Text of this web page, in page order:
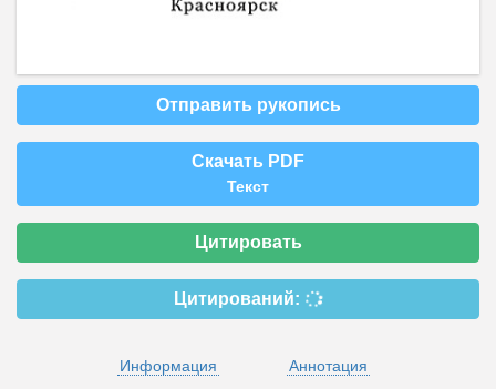
Отправить рукопись
Скачать PDF
Текст
Цитировать
Цитирований:
Информация
Аннотация